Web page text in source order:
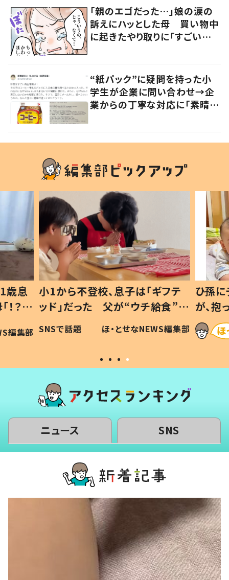
「親のエゴだった…」娘の涙の
訴えにハッとした母 買い物中
に起きたやり取りに「すごい分
“紙パック”に疑問を持った小
学生が企業に問い合わせ→企
業からの丁寧な対応に「素晴ら
歳息
？」
編集部
小1から不登校、息子は「ギフテ
ッド」だった 父が“ウチ給食”を
作り続ける理由とは #令和の親
#令和の子
SNSで話題 ほ・とせなNEWS編集部
ひ孫
が、
「涙が
い」
ニュース SNS